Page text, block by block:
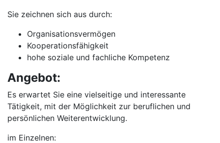
Sie zeichnen sich aus durch:
Organisationsvermögen
Kooperationsfähigkeit
hohe soziale und fachliche Kompetenz
Angebot:
Es erwartet Sie eine vielseitige und interessante
Tätigkeit, mit der Möglichkeit zur beruflichen und
persönlichen Weiterentwicklung.
im Einzelnen: